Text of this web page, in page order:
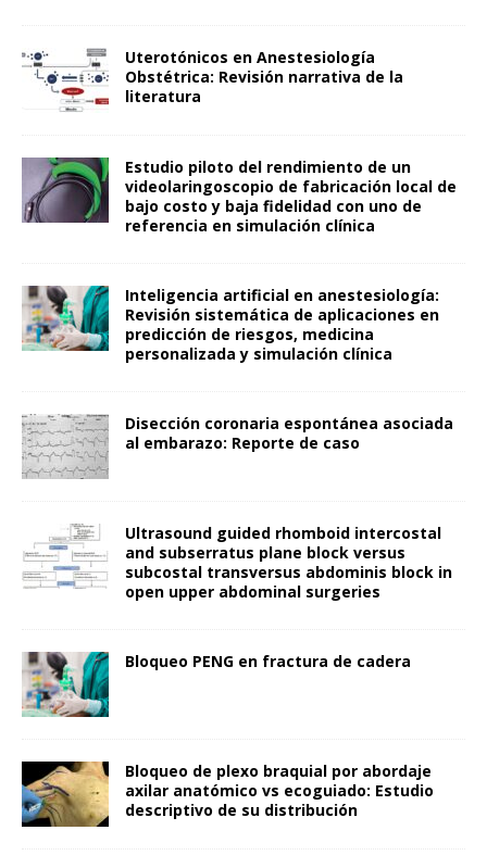
Uterotónicos en Anestesiología
Obstétrica: Revisión narrativa de la
literatura
Estudio piloto del rendimiento de un
videolaringoscopio de fabricación local de
bajo costo y baja fidelidad con uno de
referencia en simulación clínica
Inteligencia artificial en anestesiología:
Revisión sistemática de aplicaciones en
predicción de riesgos, medicina
personalizada y simulación clínica
Disección coronaria espontánea asociada
al embarazo: Reporte de caso
Ultrasound guided rhomboid intercostal
and subserratus plane block versus
subcostal transversus abdominis block in
open upper abdominal surgeries
Bloqueo PENG en fractura de cadera
Bloqueo de plexo braquial por abordaje
axilar anatómico vs ecoguiado: Estudio
descriptivo de su distribución